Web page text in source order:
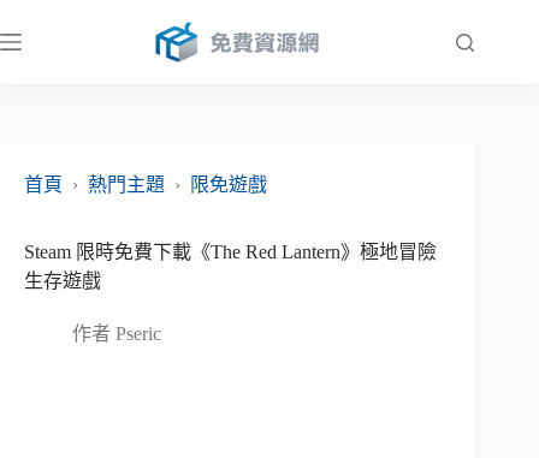
至
首頁
› 熱門主題 › 限免遊戲
Steam 限時免費下載《The Red Lantern》極地冒險
生存遊戲
作者 Pseric